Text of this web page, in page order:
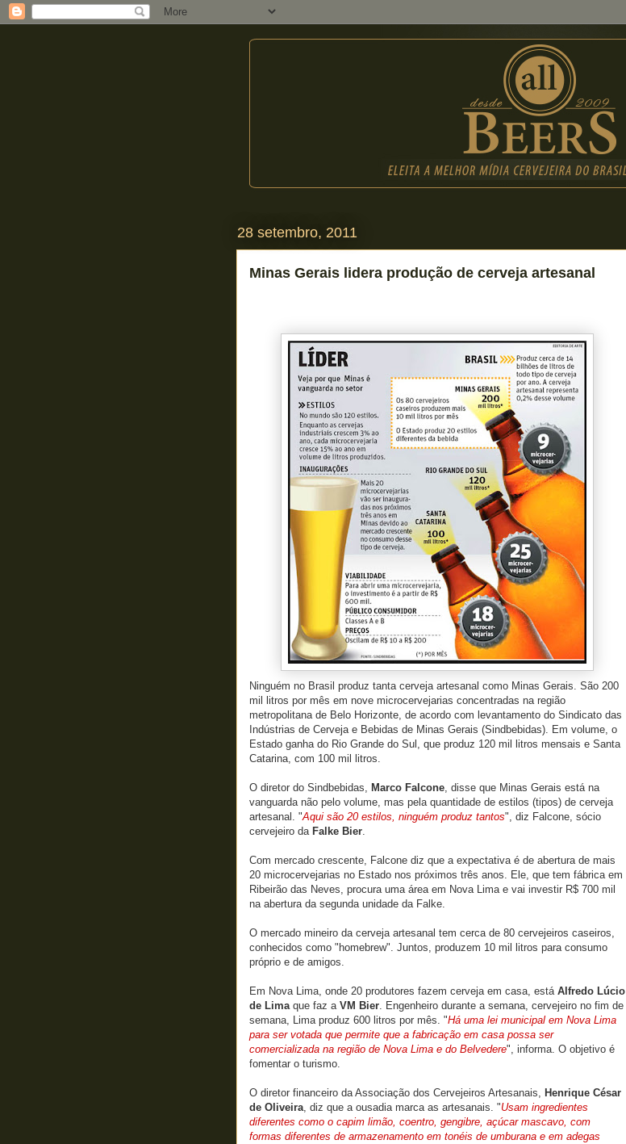
28 setembro, 2011
Minas Gerais lidera produção de cerveja artesanal
Ninguém no Brasil produz tanta cerveja artesanal como Minas Gerais. São 200
mil litros por mês em nove microcervejarias concentradas na região
metropolitana de Belo Horizonte, de acordo com levantamento do Sindicato das
Indústrias de Cerveja e Bebidas de Minas Gerais (Sindbebidas). Em volume, o
Estado ganha do Rio Grande do Sul, que produz 120 mil litros mensais e Santa
Catarina, com 100 mil litros.
O diretor do Sindbebidas, Marco Falcone, disse que Minas Gerais está na
vanguarda não pelo volume, mas pela quantidade de estilos (tipos) de cerveja
artesanal. "Aqui são 20 estilos, ninguém produz tantos", diz Falcone, sócio
cervejeiro da Falke Bier.
Com mercado crescente, Falcone diz que a expectativa é de abertura de mais
20 microcervejarias no Estado nos próximos três anos. Ele, que tem fábrica em
Ribeirão das Neves, procura uma área em Nova Lima e vai investir R$ 700 mil
na abertura da segunda unidade da Falke.
O mercado mineiro da cerveja artesanal tem cerca de 80 cervejeiros caseiros,
conhecidos como "homebrew". Juntos, produzem 10 mil litros para consumo
próprio e de amigos.
Em Nova Lima, onde 20 produtores fazem cerveja em casa, está Alfredo Lúcio
de Limaque faz a VM Bier. Engenheiro durante a semana, cervejeiro no fim de
semana, Lima produz 600 litros por mês. "Há uma lei municipal em Nova Lima
para ser votada que permite que a fabricação em casa possa ser
comercializada na região de Nova Lima e do Belvedere", informa. O objetivo é
fomentar o turismo.
O diretor financeiro da Associação dos Cervejeiros Artesanais, Henrique César
de Oliveira, diz que a ousadia marca as artesanais. "Usam ingredientes
diferentes como o capim limão, coentro, gengibre, açúcar mascavo, com
formas diferentes de armazenamento em tonéis de umburana e em adegas